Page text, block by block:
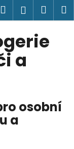
Hledat
a
osobní
a